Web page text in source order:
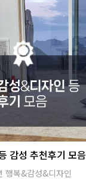
감성 추천후기 모음
행복&감성&디자인